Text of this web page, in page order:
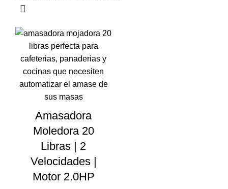
Amasadora
Moledora 20
Libras | 2
Velocidades |
Motor 2.0HP